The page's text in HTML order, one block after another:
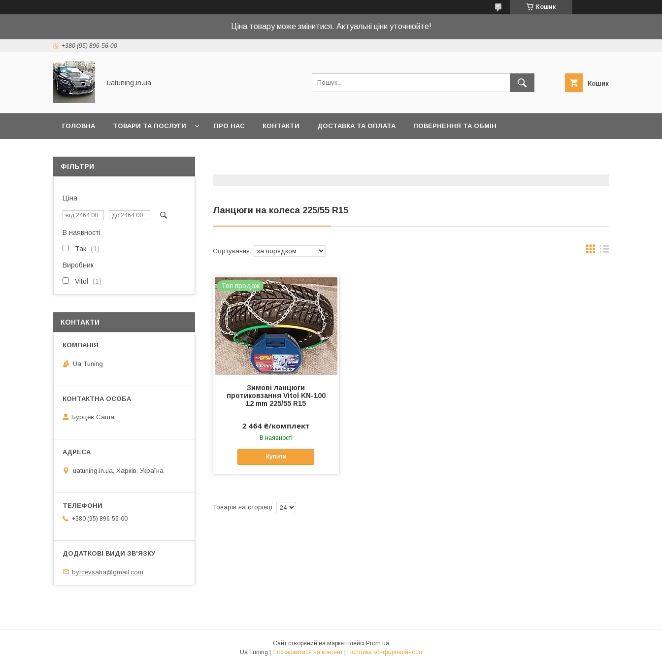
Кошик
Ціна товару може змінитися. Актуальні ціни уточнюйте!
+380 (95) 896-56-00
uatuning.in.ua Кошик
ГОЛОВНА ТОВАРИ ТА ПОСЛУГИ ПРО НАС КОНТАКТИ ДОСТАВКА ТА ОПЛАТА ПОВЕРНЕННЯ ТА ОБМІН
Ланцюги на колеса 225/55 R15
Топ продаж
Зимові ланцюги
протиковзання Vitol KN-100
12 mm 225/55 R15
2 464 ₴/комплект
В наявності
Купити
ФІЛЬТРИ
Ціна
В наявності
Так 1
Виробник
Vitol 1
КОНТАКТИ
Ua Tuning
Бурцев Саша
uatuning.in.ua, Харків, Україна
+380 (95) 896-56-00
byrcevsaha@gmail.com
Сайт створений на маркетплейсі Prom.ua
Поскаржитися на контент Політика конфіденційності